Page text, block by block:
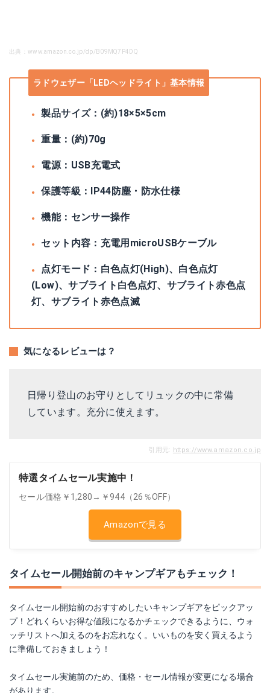
出典：www.amazon.co.jp/dp/B09MQ7P4DQ
ラドウェザー「LEDヘッドライト」基本情報
製品サイズ：(約)18×5×5cm
重量：(約)70g
電源：USB充電式
保護等級：IP44防塵・防水仕様
機能：センサー操作
セット内容：充電用microUSBケーブル
点灯モード：白色点灯(High)、白色点灯
(Low)、サブライト白色点灯、サブライト赤色点
灯、サブライト赤色点滅
気になるレビューは？
日帰り登山のお守りとしてリュックの中に常備
しています。充分に使えます。
引用元: https://www.amazon.co.jp
特選タイムセール実施中！
セール価格￥1,280→￥944（26％OFF）
Amazonで見る
タイムセール開始前のキャンプギアもチェック！
タイムセール開始前のおすすめしたいキャンプギアをピックアッ
プ！どれくらいお得な値段になるかチェックできるように、ウォ
ッチリストへ加えるのをお忘れなく。いいものを安く買えるよう
に準備しておきましょう！
タイムセール実施前のため、価格・セール情報が変更になる場合
があります。